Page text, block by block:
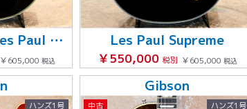
Custom Shop Les Paul Custom
￥605,000 税込
Les Paul Supreme
￥550,000 税別 ￥605,000 税込
ハンズ1号
Gibson
中古 ハンズ1号